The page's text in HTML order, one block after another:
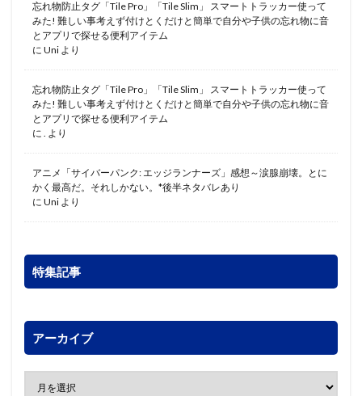
忘れ物防止タグ「Tile Pro」「Tile Slim」 スマートトラッカー使って
みた! 難しい事考えず付けとくだけと簡単で自分や子供の忘れ物に音
とアプリで探せる便利アイテム
に Uni より
忘れ物防止タグ「Tile Pro」「Tile Slim」 スマートトラッカー使って
みた! 難しい事考えず付けとくだけと簡単で自分や子供の忘れ物に音
とアプリで探せる便利アイテム
に
より
アニメ「サイバーパンク: エッジランナーズ」感想～涙腺崩壊。とに
かく最高だ。それしかない。*後半ネタバレあり
に Uni より
特集記事
アーカイブ